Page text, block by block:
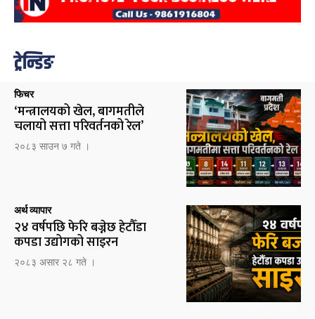
ट्रेन्डिङ
फिचर
‘मन्त्रालयको खेल, बागमतीले
चलायो सत्ता परिवर्तनको रेल’
२०८३ साउन ७ गते ।
अर्थ व्यापार
२४ वर्षपछि फेरि बज्नेछ हेटौँडा
कपडा उद्योगको साइरन
२०८३ असार २८ गते ।